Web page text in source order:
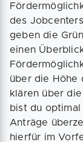
des
geben die
einen
über die Höhe
klären über
bist du
Anträge
hierfür im